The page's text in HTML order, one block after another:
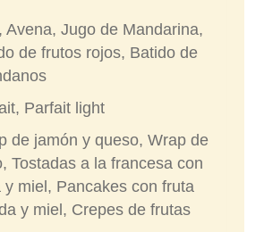
Avena, Jugo de Mandarina,
de frutos rojos, Batido de
Parfait light
de jamón y queso, Wrap de
Tostadas a la francesa con
y miel, Pancakes con fruta
y miel, Crepes de frutas